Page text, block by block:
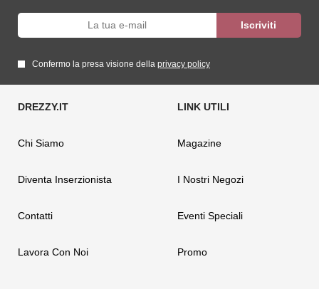
Confermo la presa visione della privacy policy
Chi Siamo
Diventa Inserzionista
Contatti
Lavora Con Noi
Magazine
I Nostri Negozi
Eventi Speciali
Promo